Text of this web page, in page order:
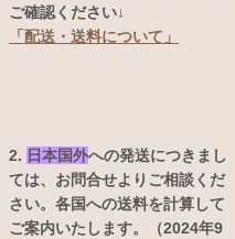
ご確認ください↓
「配送・送料について」
2. 日本国外への発送につきまし
ては、お問合せよりご相談くだ
さい。各国への送料を計算して
ご案内いたします。（2024年9